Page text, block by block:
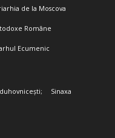
de la Moscova
Române
Ecumenic
Sinaxa